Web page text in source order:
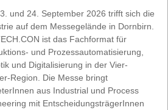
und 24. September 2026 trifft sich die
auf dem Messegelände in Dornbirn.
ist das Fachformat für
und Prozessautomatisierung,
und Digitalisierung in der Vier-
Region. Die Messe bringt
aus Industrial und Process
mit EntscheidungsträgerInnen